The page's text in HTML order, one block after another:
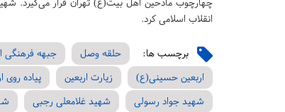
انقلاب اسلامی کرد.
برچسب ها: حلقه وصل جبهه فرهنگی
اربعین حسینی(ع)
زیارت اربعین پیاده روی
شهید جواد رسولی
شهید غلامعلی رجبی